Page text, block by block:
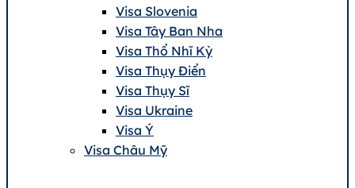
Visa Slovenia
Visa Tây Ban Nha
Visa Thổ Nhĩ Kỳ
Visa Thụy Điển
Visa Thụy Sĩ
Visa Ukraine
Visa Ý
Visa Châu Mỹ